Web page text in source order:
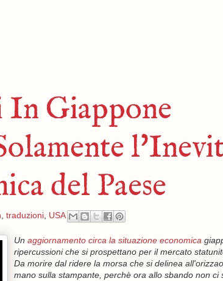
Giappone
del Paese
, traduzioni, USA
Un aggiornamento circa la situazione economica
ripercussioni che si prospettano per il mercato
Da morire dal ridere la morsa che si delinea
mano sulla stampante, perchè ora allo sbando non ci